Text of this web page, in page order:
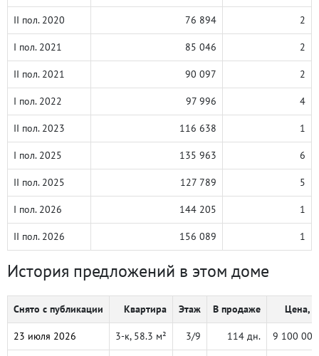
II пол. 2020 76 894 2
I пол. 2021 85 046 2
II пол. 2021 90 097 2
I пол. 2022 97 996 4
II пол. 2023 116 638 1
I пол. 2025 135 963 6
II пол. 2025 127 789 5
I пол. 2026 144 205 1
II пол. 2026 156 089 1
История предложений в этом доме
Снято с публикации Квартира Этаж В продаже Цена, ₽
23 июля 2026 3-к, 58.3 м² 3/9 114 дн. 9 100 000